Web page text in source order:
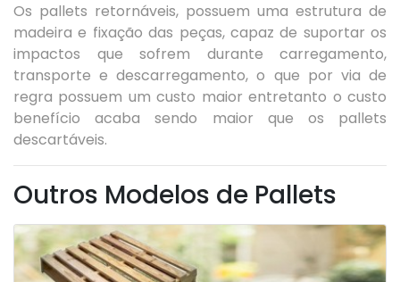
Os pallets retornáveis, possuem uma estrutura de
madeira e fixação das peças, capaz de suportar os
impactos que sofrem durante carregamento,
transporte e descarregamento, o que por via de
regra possuem um custo maior entretanto o custo
benefício acaba sendo maior que os pallets
descartáveis.
Outros Modelos de Pallets